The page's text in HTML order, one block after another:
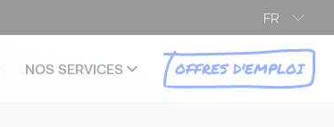
FR
NOS SERVICES OFFRES D'EMPLOI